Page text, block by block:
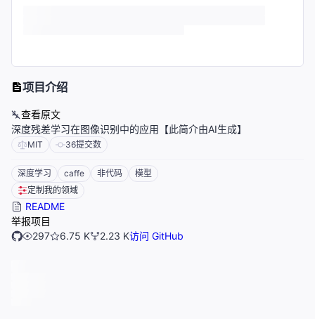
项目介绍
查看原文
深度残差学习在图像识别中的应用【此简介由AI生成】
MIT 36提交数
深度学习 caffe 非代码
模型
定制我的领域
README
举报项目
297
6.75 K 2.23 K访问 GitHub